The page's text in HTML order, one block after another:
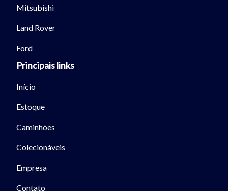
Tamanho do texto
atalhos Ctrl+ (para aumentar) e Ctrl- (para diminuir) no seu
Mitsubishi
Land Rover
Ford
Principais links
Início
Estoque
Caminhões
Colecionáveis
Empresa
Contato